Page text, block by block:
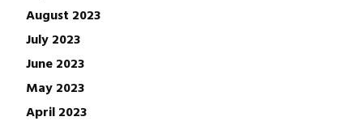
August 2023
July 2023
June 2023
May 2023
April 2023